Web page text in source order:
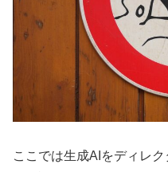
ここでは生成AIをディレク